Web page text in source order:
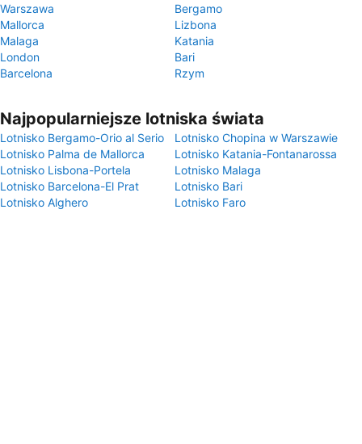
Warszawa
Bergamo
Mallorca
Lizbona
Malaga
Katania
London
Bari
Barcelona
Rzym
Najpopularniejsze lotniska świata
Lotnisko Bergamo-Orio al Serio
Lotnisko Chopina w Warszawie
Lotnisko Palma de Mallorca
Lotnisko Katania-Fontanarossa
Lotnisko Lisbona-Portela
Lotnisko Malaga
Lotnisko Barcelona-El Prat
Lotnisko Bari
Lotnisko Alghero
Lotnisko Faro